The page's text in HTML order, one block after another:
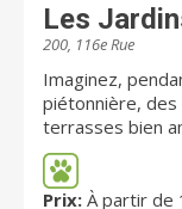
Les
200, 116e Rue
Imaginez,
piétonnière,
terrasses bien
Voilà le décor
Campanile, une
avec services,
Prix: À partir de